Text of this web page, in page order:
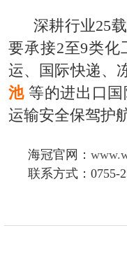
深耕行业25
要承接2至9类
运、国际快递、
池等的进出口
运输安全保驾护航
海冠官网：
联系方式：0755-